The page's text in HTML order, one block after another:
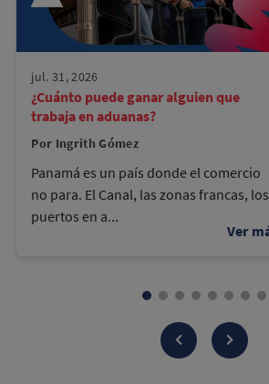
jul. 31, 2026
¿Cuánto puede ganar alguien que
trabaja en aduanas?
Por Ingrith Gómez
Panamá es un país donde el comercio
no para. El Canal, las zonas francas, los
puertos en a...